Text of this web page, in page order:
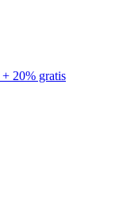
20% gratis